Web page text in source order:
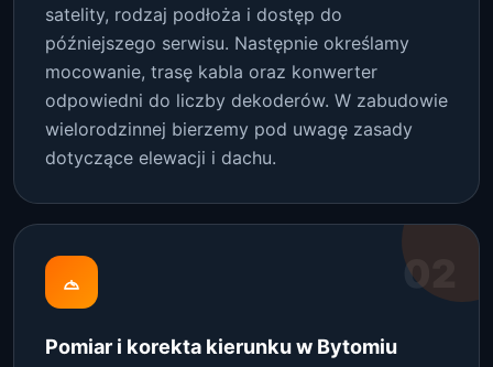
satelity, rodzaj podłoża i dostęp do
późniejszego serwisu. Następnie określamy
mocowanie, trasę kabla oraz konwerter
odpowiedni do liczby dekoderów. W zabudowie
wielorodzinnej bierzemy pod uwagę zasady
dotyczące elewacji i dachu.
02
Pomiar i korekta kierunku w Bytomiu